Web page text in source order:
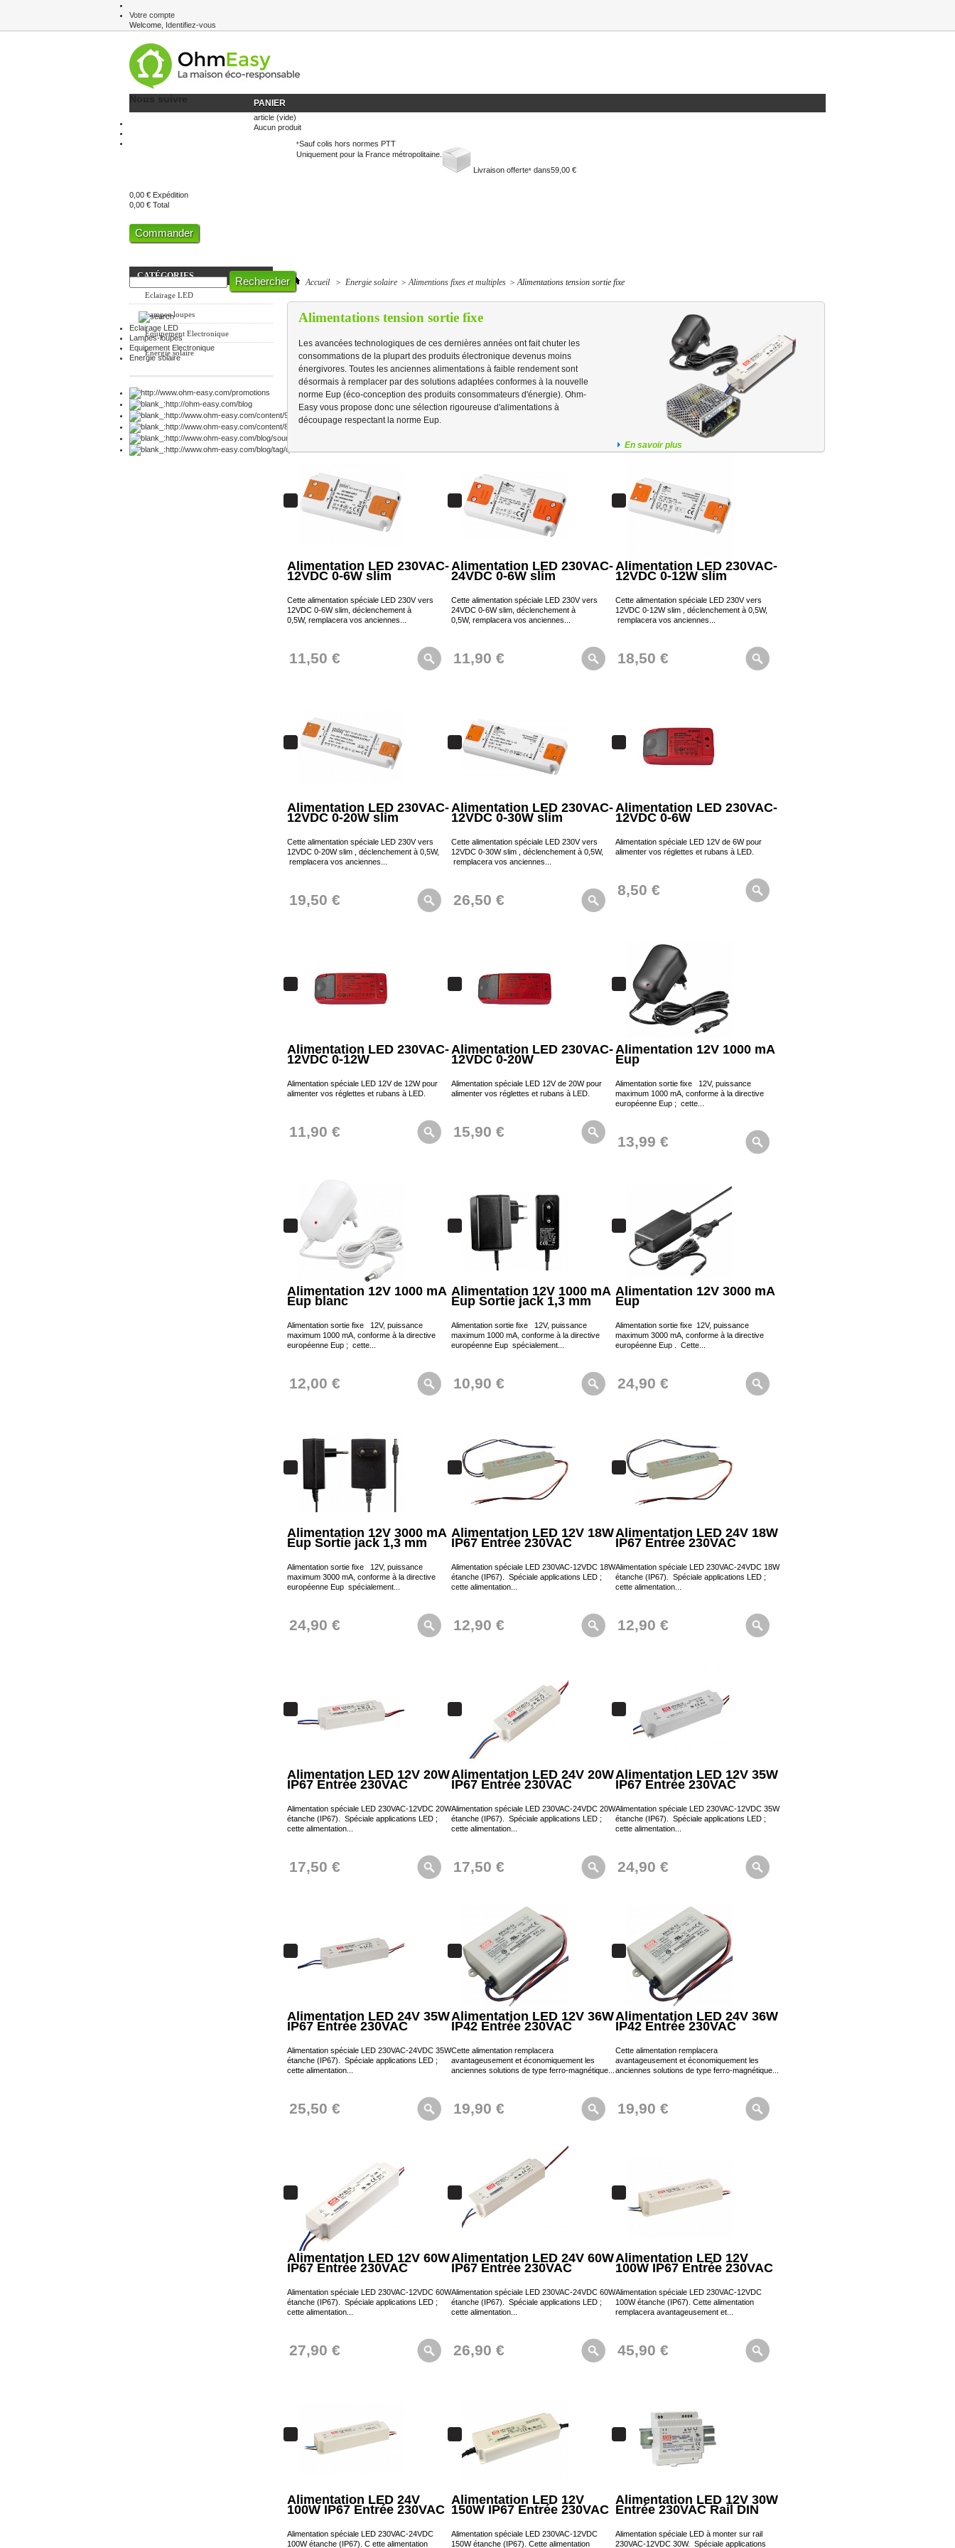
Votre compte
Welcome, Identifiez-vous
Newsletter
PANIER
article (vide)
Aucun produit
Livraison offerte* dans59,00 €
*Sauf colis hors normes PTT
Uniquement pour la France métropolitaine.
0,00 € Expédition
0,00 € Total
Commander
Eclairage LED
Lampes-loupes
Equipement Electronique
Energie solaire
CATÉGORIES
Eclairage LED
Lampes-loupes
Equipement Electronique
Energie solaire
Accueil > Energie solaire > Alimentions fixes et multiples > Alimentations tension sortie fixe
Alimentations tension sortie fixe
Les avancées technologiques de ces dernières années ont fait chuter les
consommations de la plupart des produits électronique devenus moins
énergivores. Toutes les anciennes alimentations à faible rendement sont
désormais à remplacer par des solutions adaptées conformes à la nouvelle
norme Eup (éco-conception des produits consommateurs d'énergie). Ohm-
Easy vous propose donc une sélection rigoureuse d'alimentations à
découpage respectant la norme Eup.
En savoir plus
Alimentation LED 230VAC-
12VDC 0-6W slim
Cette alimentation spéciale LED 230V vers
12VDC 0-6W slim, déclenchement à
0,5W, remplacera vos anciennes...
11,50 €
Alimentation LED 230VAC-
24VDC 0-6W slim
Cette alimentation spéciale LED 230V vers
24VDC 0-6W slim, déclenchement à
0,5W, remplacera vos anciennes...
11,90 €
Alimentation LED 230VAC-
12VDC 0-12W slim
Cette alimentation spéciale LED 230V vers
12VDC 0-12W slim , déclenchement à 0,5W,
remplacera vos anciennes...
18,50 €
Alimentation LED 230VAC-
12VDC 0-20W slim
Cette alimentation spéciale LED 230V vers
12VDC 0-20W slim , déclenchement à 0,5W,
remplacera vos anciennes...
19,50 €
Alimentation LED 230VAC-
12VDC 0-30W slim
Cette alimentation spéciale LED 230V vers
12VDC 0-30W slim , déclenchement à 0,5W,
remplacera vos anciennes...
26,50 €
Alimentation LED 230VAC-
12VDC 0-6W
Alimentation spéciale LED 12V de 6W pour
alimenter vos réglettes et rubans à LED.
8,50 €
Alimentation LED 230VAC-
12VDC 0-12W
Alimentation spéciale LED 12V de 12W pour
alimenter vos réglettes et rubans à LED.
11,90 €
Alimentation LED 230VAC-
12VDC 0-20W
Alimentation spéciale LED 12V de 20W pour
alimenter vos réglettes et rubans à LED.
15,90 €
Alimentation 12V 1000 mA
Eup
Alimentation sortie fixe 12V, puissance
maximum 1000 mA, conforme à la directive
européenne Eup ; cette...
13,99 €
Alimentation 12V 1000 mA
Eup blanc
Alimentation sortie fixe 12V, puissance
maximum 1000 mA, conforme à la directive
européenne Eup ; cette...
12,00 €
Alimentation 12V 1000 mA
Eup Sortie jack 1,3 mm
Alimentation sortie fixe 12V, puissance
maximum 1000 mA, conforme à la directive
européenne Eup spécialement...
10,90 €
Alimentation 12V 3000 mA
Eup
Alimentation sortie fixe 12V, puissance
maximum 3000 mA, conforme à la directive
européenne Eup . Cette...
24,90 €
Alimentation 12V 3000 mA
Eup Sortie jack 1,3 mm
Alimentation sortie fixe 12V, puissance
maximum 3000 mA, conforme à la directive
européenne Eup spécialement...
24,90 €
Alimentation LED 12V 18W
IP67 Entrée 230VAC
Alimentation spéciale LED 230VAC-12VDC 18W
étanche (IP67). Spéciale applications LED ;
cette alimentation...
12,90 €
Alimentation LED 24V 18W
IP67 Entrée 230VAC
Alimentation spéciale LED 230VAC-24VDC 18W
étanche (IP67). Spéciale applications LED ;
cette alimentation...
12,90 €
Alimentation LED 12V 20W
IP67 Entrée 230VAC
Alimentation spéciale LED 230VAC-12VDC 20W
étanche (IP67). Spéciale applications LED ;
cette alimentation...
17,50 €
Alimentation LED 24V 20W
IP67 Entrée 230VAC
Alimentation spéciale LED 230VAC-24VDC 20W
étanche (IP67). Spéciale applications LED ;
cette alimentation...
17,50 €
Alimentation LED 12V 35W
IP67 Entrée 230VAC
Alimentation spéciale LED 230VAC-12VDC 35W
étanche (IP67). Spéciale applications LED ;
cette alimentation...
24,90 €
Alimentation LED 24V 35W
IP67 Entrée 230VAC
Alimentation spéciale LED 230VAC-24VDC 35W
étanche (IP67). Spéciale applications LED ;
cette alimentation...
25,50 €
Alimentation LED 12V 36W
IP42 Entrée 230VAC
Cette alimentation remplacera
avantageusement et économiquement les
anciennes solutions de type ferro-magnétique...
19,90 €
Alimentation LED 24V 36W
IP42 Entrée 230VAC
Cette alimentation remplacera
avantageusement et économiquement les
anciennes solutions de type ferro-magnétique...
19,90 €
Alimentation LED 12V 60W
IP67 Entrée 230VAC
Alimentation spéciale LED 230VAC-12VDC 60W
étanche (IP67). Spéciale applications LED ;
cette alimentation...
27,90 €
Alimentation LED 24V 60W
IP67 Entrée 230VAC
Alimentation spéciale LED 230VAC-24VDC 60W
étanche (IP67). Spéciale applications LED ;
cette alimentation...
26,90 €
Alimentation LED 12V
100W IP67 Entrée 230VAC
Alimentation spéciale LED 230VAC-12VDC
100W étanche (IP67). Cette alimentation
remplacera avantageusement et...
45,90 €
Alimentation LED 24V
100W IP67 Entrée 230VAC
Alimentation spéciale LED 230VAC-24VDC
100W étanche (IP67). C ette alimentation
Alimentation LED 12V
150W IP67 Entrée 230VAC
Alimentation spéciale LED 230VAC-12VDC
150W étanche (IP67). Cette alimentation
Alimentation LED 12V 30W
Entrée 230VAC Rail DIN
Alimentation spéciale LED à monter sur rail
230VAC-12VDC 30W. Spéciale applications